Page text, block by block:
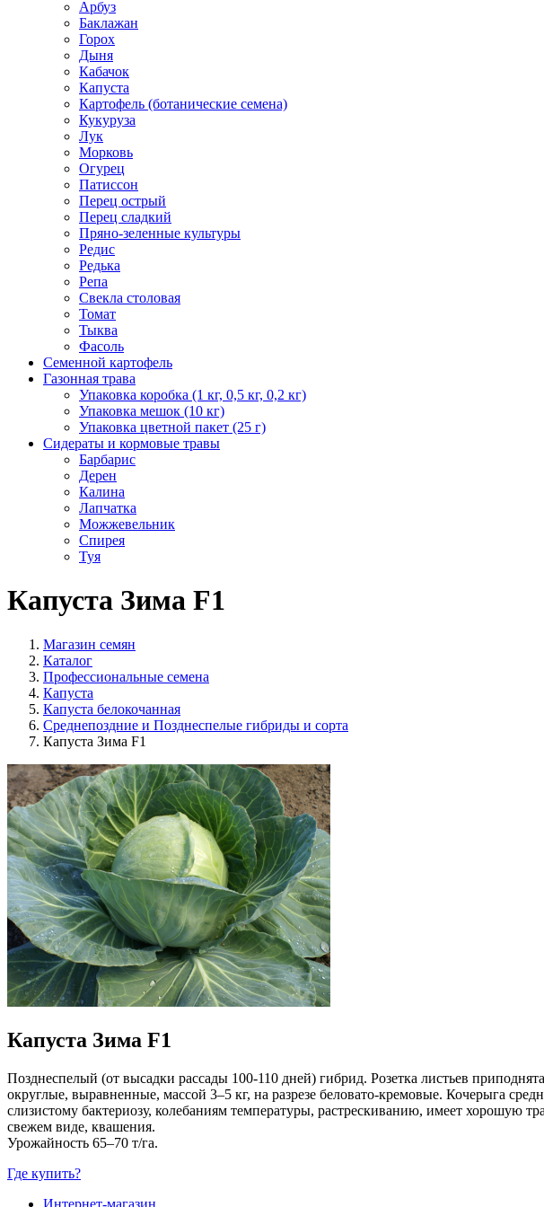
Арбуз
Баклажан
Горох
Дыня
Кабачок
Капуста
Картофель (ботанические семена)
Кукуруза
Лук
Морковь
Огурец
Патиссон
Перец острый
Перец сладкий
Пряно-зеленные культуры
Редис
Редька
Репа
Свекла столовая
Томат
Тыква
Фасоль
Семенной картофель
Газонная трава
Упаковка коробка (1 кг, 0,5 кг, 0,2 кг)
Упаковка мешок (10 кг)
Упаковка цветной пакет (25 г)
Сидераты и кормовые травы
Барбарис
Дерен
Калина
Лапчатка
Можжевельник
Спирея
Туя
Капуста Зима F1
Магазин семян
Каталог
Профессиональные семена
Капуста
Капуста белокочанная
Среднепоздние и Позднеспелые гибриды и сорта
Капуста Зима F1
Капуста Зима F1
Позднеспелый (от высадки рассады 100-110 дней) гибрид. Розетка листьев
округлые, выравненные, массой 3–5 кг, на разрезе беловато-­кремовые. Кочерыга
слизистому бактериозу, колебаниям температуры, растрескиванию, имеет хорошую
свежем виде, квашения.
Урожайность 65–70 т/га.
Где купить?
Интернет-магазин